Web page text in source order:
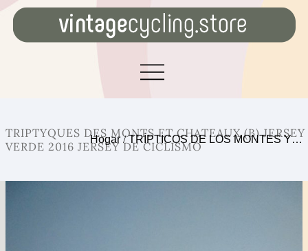
TRIPTYQUES DES MONTS ET CHATEAUX (B) JERSEY
VERDE 2016 JERSEY DE CICLISMO
Hogar/TRÍPTICOS DE LOS MONTES Y…